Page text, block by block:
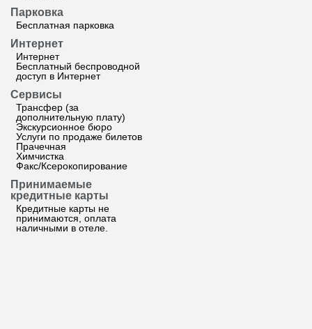
Парковка
Бесплатная парковка
Интернет
Интернет
Бесплатный беспроводной
доступ в Интернет
Сервисы
Трансфер (за
дополнительную плату)
Экскурсионное бюро
Услуги по продаже билетов
Прачечная
Химчистка
Факс/Ксерокопирование
Принимаемые
кредитные карты
Кредитные карты не
принимаются, оплата
наличными в отеле.